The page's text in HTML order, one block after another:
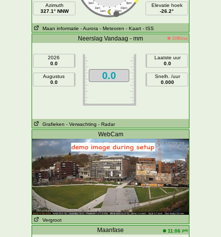
Azimuth
327.1° NNW
3am 9pm
2am 10pm
1am 11pm
Elevatie hoek
-26.2°
Maan informatie - Aurora - Meteoren - Kaart - ISS
Neerslag Vandaag - mm Offline
2026
0.0
Augustus
0.0
0.0
Laatste uur
0.0
Snelh. /uur
0.000
Grafieken - Verwachting - Radar
WebCam
Vergroot
Maanfase 11:06 pm